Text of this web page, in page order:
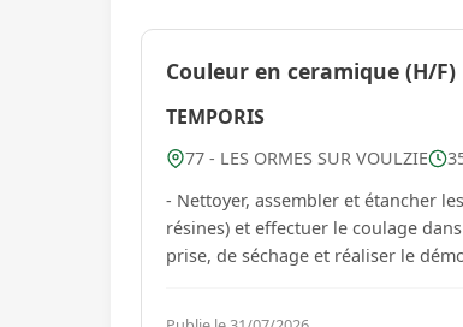
Couleur en ceramique (H/F)
TEMPORIS
77 - LES ORMES SUR VOULZIE
- Nettoyer, assembler et étancher
résines) et effectuer le coulage
prise, de séchage et réaliser le